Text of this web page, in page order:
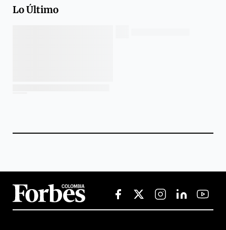
Lo Último